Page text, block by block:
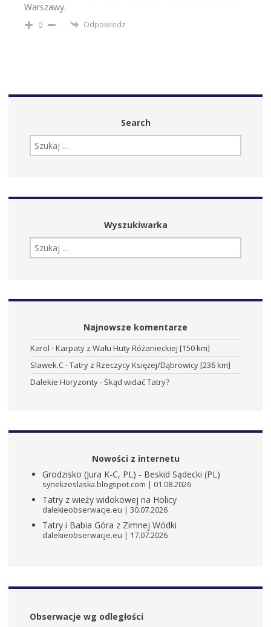
Warszawy.
0 Odpowiedz
Search
SZUKAJ:
Wyszukiwarka
SZUKAJ:
Najnowsze komentarze
Karol -Karpaty z Wału Huty Różanieckiej [150 km]
Slawek.C-Tatry z Rzeczycy Księżej/Dąbrowicy [236 km]
Dalekie Horyzonty- Skąd widać Tatry?
Nowości z internetu
Grodzisko (Jura K-C, PL) - Beskid Sądecki (PL)
synekzeslaska.blogspot.com 01.08.2026
Tatry z wieży widokowej na Holicy
dalekieobserwacje.eu 30.07.2026
Tatry i Babia Góra z Zimnej Wódki
dalekieobserwacje.eu 17.07.2026
Obserwacje wg odległości